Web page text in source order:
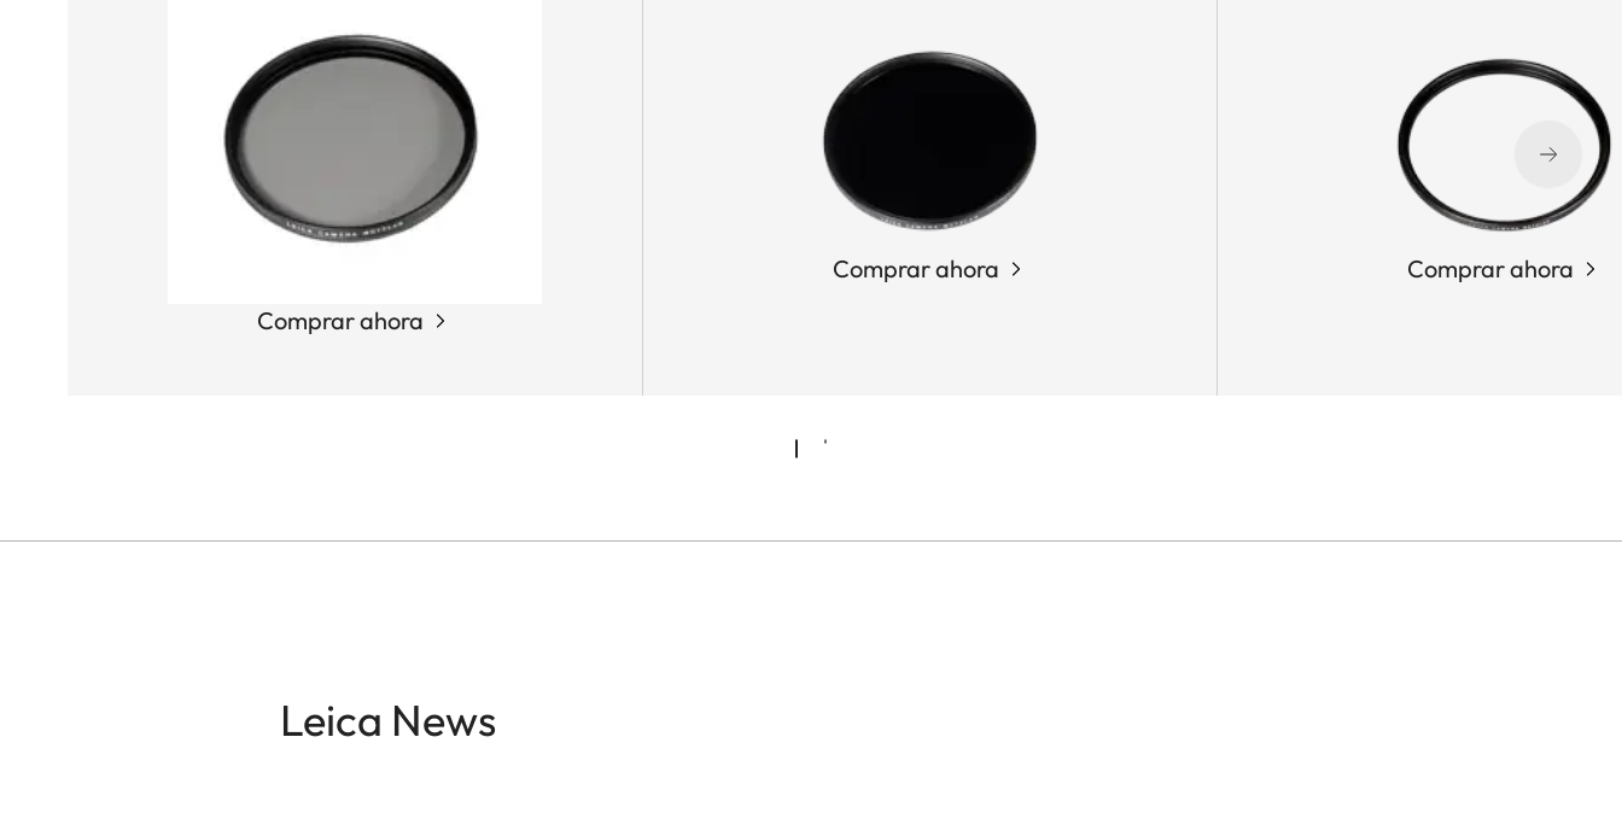
Comprar ahora
Comprar ahora Comprar ahora
Leica News